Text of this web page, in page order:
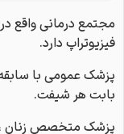
مجتمع درمانی واقع
فیزیوتراپ دارد.
بابت هر شیفت.